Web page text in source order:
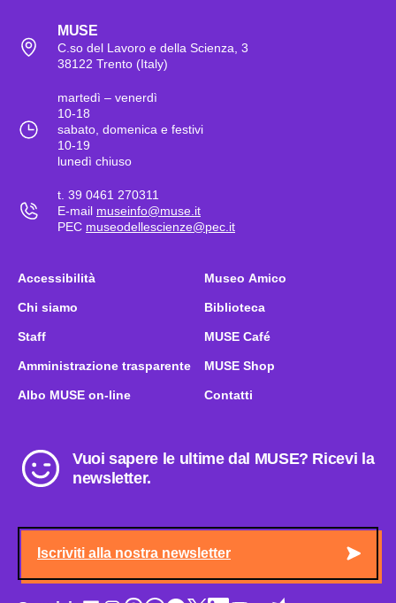
MUSE
C.so del Lavoro e della Scienza, 3
38122 Trento (Italy)
martedì – venerdì
10-18
sabato, domenica e festivi
10-19
lunedì chiuso
t. 39 0461 270311
E-mail museinfo@muse.it
PEC museodellescienze@pec.it
Accessibilità
Chi siamo
Staff
Amministrazione trasparente
Albo MUSE on-line
Museo Amico
Biblioteca
MUSE Café
MUSE Shop
Contatti
Vuoi sapere le ultime dal MUSE? Ricevi la
newsletter.
Iscriviti alla nostra newsletter